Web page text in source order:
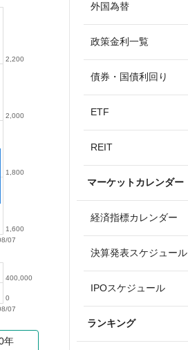
07
1,600
1,800
2,000
2,200
07
0
400,000
年
外国為替
政策金利一覧
債券・国債利回り
ETF
REIT
マーケットカレンダー
経済指標カレンダー
決算発表スケジュール
IPOスケジュール
ランキング